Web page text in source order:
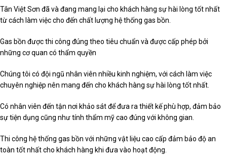
Tân Việt Sơn đã và đang mang lại cho khách hàng sự hài lòng tốt nhất
từ cách làm việc cho đến chất lượng hệ thống gas bồn.
Gas bồn được thi công đúng theo tiêu chuẩn và được cấp phép bởi
những cơ quan có thẩm quyền
Chúng tôi có đội ngũ nhân viên nhiều kinh nghiệm, với cách làm việc
chuyên nghiệp nên mang đến cho khách hàng sự hài lòng tốt nhất.
Có nhân viên đến tận nơi khảo sát để đưa ra thiết kế phù hợp, đảm bảo
sự tiện dụng cũng như tính thẩm mỹ cao đúng với không gian.
Thi công hệ thống gas bồn với những vật liệu cao cấp đảm bảo độ an
toàn tốt nhất cho khách hàng khi đưa vào hoạt động.